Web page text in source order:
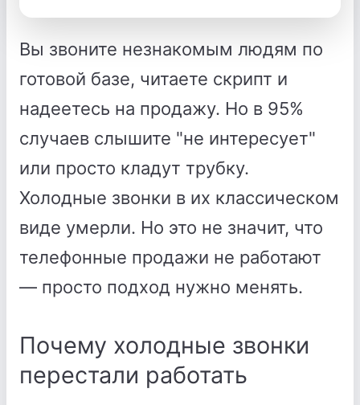
Вы звоните незнакомым людям по
готовой базе, читаете скрипт и
надеетесь на продажу. Но в 95%
случаев слышите "не интересует"
или просто кладут трубку.
Холодные звонки в их классическом
виде умерли. Но это не значит, что
телефонные продажи не работают
— просто подход нужно менять.
Почему холодные звонки
перестали работать